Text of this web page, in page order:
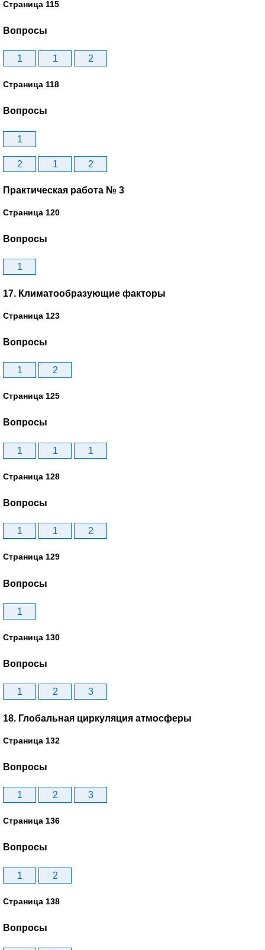
Страница 115
Вопросы
1 1 2
Страница 118
Вопросы
1
2 1 2
Практическая работа № 3
Страница 120
Вопросы
1
17. Климатообразующие факторы
Страница 123
Вопросы
1 2
Страница 125
Вопросы
1 1 1
Страница 128
Вопросы
1 1 2
Страница 129
Вопросы
1
Страница 130
Вопросы
1 2 3
18. Глобальная циркуляция атмосферы
Страница 132
Вопросы
1 2 3
Страница 136
Вопросы
1 2
Страница 138
Вопросы